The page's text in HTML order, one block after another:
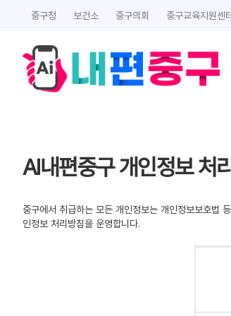
중구청 보건소 중구의회 중구교육지원센
AI내편중구 개인정보 처
중구에서 취급하는 모든 개인정보는 개인정보보호법
인정보 처리방침을 운영합니다.